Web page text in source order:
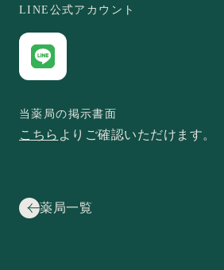
LINE公式アカウント
当薬局の掲示書面
こちら よりご確認いただけます。
薬局一覧